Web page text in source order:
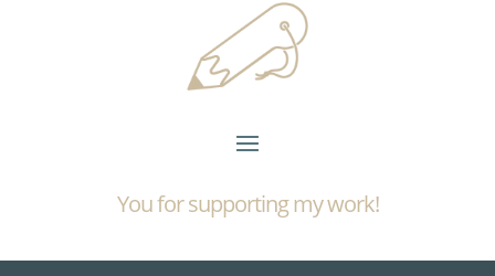
You for supporting my work!